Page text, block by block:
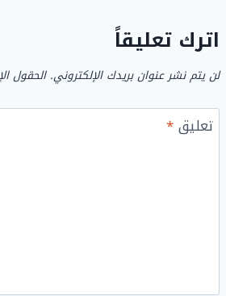
اترك تعليقاً
لن يتم نشر عنوان بريدك الإلكتروني. الحقول
تعليق*